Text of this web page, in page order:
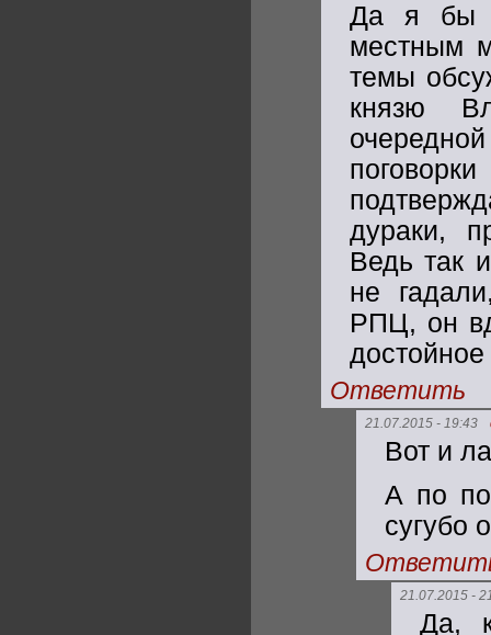
Да я бы
местным
темы
князю
дураки,
Ведь так
не
РПЦ, он
Ответить
21.07.2015 - 19:43
Вот и
А по
сугубо
21.07.2015 -
Да,